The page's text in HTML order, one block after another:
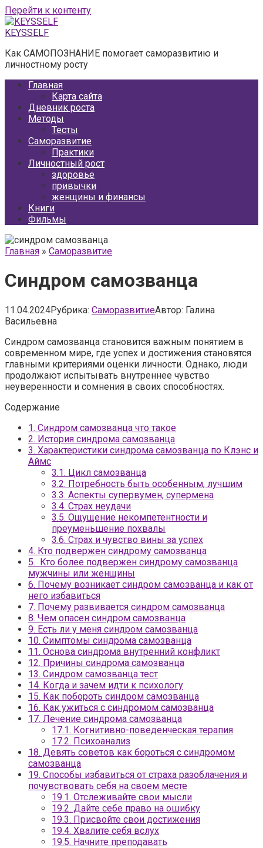
Перейти к контенту
KEYSSELF
Как САМОПОЗНАНИЕ помогает саморазвитию и
личностному росту
Главная
Карта сайта
Дневник роста
Методы
Тесты
Саморазвитие
Практики
Личностный рост
здоровье
привычки
женщины и финансы
Книги
Фильмы
Главная » Саморазвитие
Синдром самозванца
11.04.2024Рубрика: СаморазвитиеАвтор: Галина
Васильевна
Синдром самозванца становится важным понятием в
современном мире, где успех и достижения становятся
главными критериями оценки личности. Однако, люди
продолжают испытывать внутреннее чувство
неуверенности и сомнения в своих способностях.
Содержание
1. Синдром самозванца что такое
2. История синдрома самозванца
3. Характеристики синдрома самозванца по Клэнс и
Аймс
3.1. Цикл самозванца
3.2. Потребность быть особенным, лучшим
3.3. Аспекты супервумен, супермена
3.4. Страх неудачи
3.5. Ощущение некомпетентности и
преуменьшение похвалы
3.6. Страх и чувство вины за успех
4. Кто подвержен синдрому самозванца
5. Кто более подвержен синдрому самозванца
мужчины или женщины
6. Почему возникает синдром самозванца и как от
него избавиться
7. Почему развивается синдром самозванца
8. Чем опасен синдром самозванца
9. Есть ли у меня синдром самозванца
10. Симптомы синдрома самозванца
11. Основа синдрома внутренний конфликт
12. Причины синдрома самозванца
13. Синдром самозванца тест
14. Когда и зачем идти к психологу
15. Как побороть синдром самозванца
16. Как ужиться с синдромом самозванца
17. Лечение синдрома самозванца
17.1. Когнитивно-поведенческая терапия
17.2. Психоанализ
18. Девять советов как бороться с синдромом
самозванца
19. Способы избавиться от страха разоблачения и
почувствовать себя на своем месте
19.1. Отслеживайте свои мысли
19.2. Дайте себе право на ошибку
19.3. Присвойте свои достижения
19.4. Хвалите себя вслух
19.5. Начните преподавать